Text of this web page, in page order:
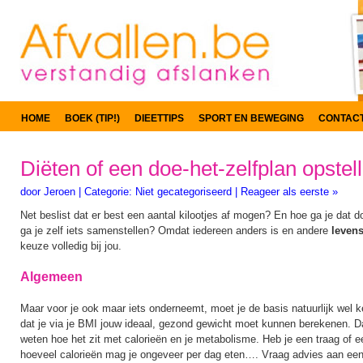
HOME BOEK (TIP!) DIEETTIPS SPORT EN BEWEGING
Diëten of een doe-het-zelfplan
door Jeroen Categorie: Niet gecategoriseerd
Reageer als eerste »
Net beslist dat er best een aantal kilootjes af mogen? En hoe ga je dat
ga je zelf iets samenstellen? Omdat iedereen anders is en andere
keuze volledig bij jou.
Algemeen
Maar voor je ook maar iets onderneemt, moet je de basis natuurlijk wel
dat je via je BMI jouw ideaal, gezond gewicht moet kunnen berekenen.
weten hoe het zit met calorieën en je metabolisme. Heb je een traag of
hoeveel calorieën mag je ongeveer per dag eten…. Vraag advies aan